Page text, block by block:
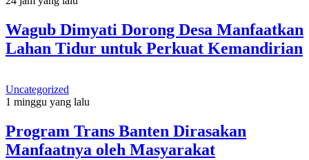
Wagub Dimyati Dorong Desa Manfaatkan
Lahan Tidur untuk Perkuat Kemandirian
Uncategorized
1 minggu yang lalu
Program Trans Banten Dirasakan
Manfaatnya oleh Masyarakat